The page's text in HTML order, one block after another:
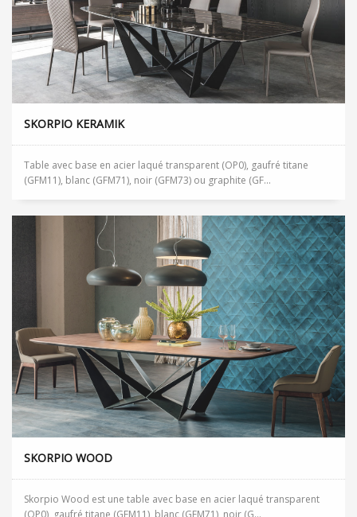
SKORPIO KERAMIK
Table avec base en acier laqué transparent (OP0), gaufré titane
(GFM11), blanc (GFM71), noir (GFM73) ou graphite (GF...
SKORPIO WOOD
Skorpio Wood est une table avec base en acier laqué transparent
(OP0), gaufré titane (GFM11), blanc (GFM71), noir (G...